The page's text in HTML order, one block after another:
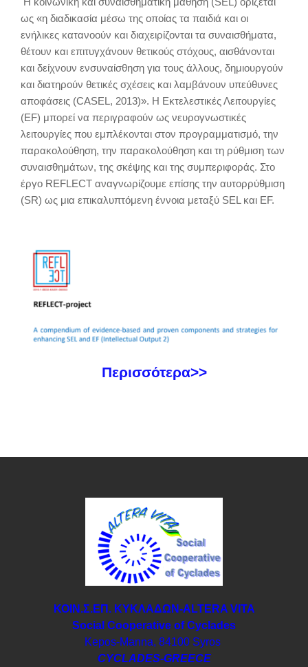
ως «η διαδικασία μέσω της οποίας τα παιδιά και οι
ενήλικες κατανοούν και διαχειρίζονται τα συναισθήματα,
θέτουν και επιτυγχάνουν θετικούς στόχους, αισθάνονται
και δείχνουν ενσυναίσθηση για τους άλλους, δημιουργούν
και διατηρούν θετικές σχέσεις και λαμβάνουν υπεύθυνες
αποφάσεις (CASEL, 2013)». Η Εκτελεστικές Λειτουργίες
(EF) μπορεί να περιγραφούν ως νευρογνωστικές
λειτουργίες που εμπλέκονται στον προγραμματισμό, την
παρακολούθηση, την παρακολούθηση και τη ρύθμιση των
συναισθημάτων, της σκέψης και της συμπεριφοράς. Στο
έργο REFLECT αναγνωρίζουμε επίσης την αυτορρύθμιση
(SR) ως μια επικαλυπτόμενη έννοια μεταξύ SEL και EF.
Περισσότερα>>
ΚΟΙΝ.Σ.ΕΠ. ΚΥΚΛΑΔΩΝ-ΑLTERA VITA
Social Cooperative of Cyclades
Kepos-Manna, 84100 Syros
CYCLADES-GREECE